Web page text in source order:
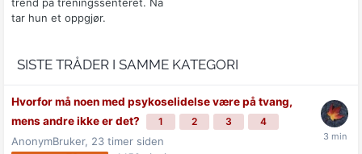
tar hun et oppgjør.
SISTE TRÅDER I SAMME KATEGORI
Hvorfor må noen med psykoselidelse være på tvang,
mens andre ikke er det?
1 2 3 4
AnonymBruker, 23 timer siden